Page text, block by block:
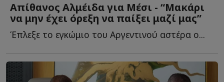
Απίθανος Αλμέιδα για Μέσι - “Μακάρι
να μην έχει όρεξη να παίξει μαζί μας”
Έπλεξε το εγκώμιο του Αργεντινού αστέρα ο...